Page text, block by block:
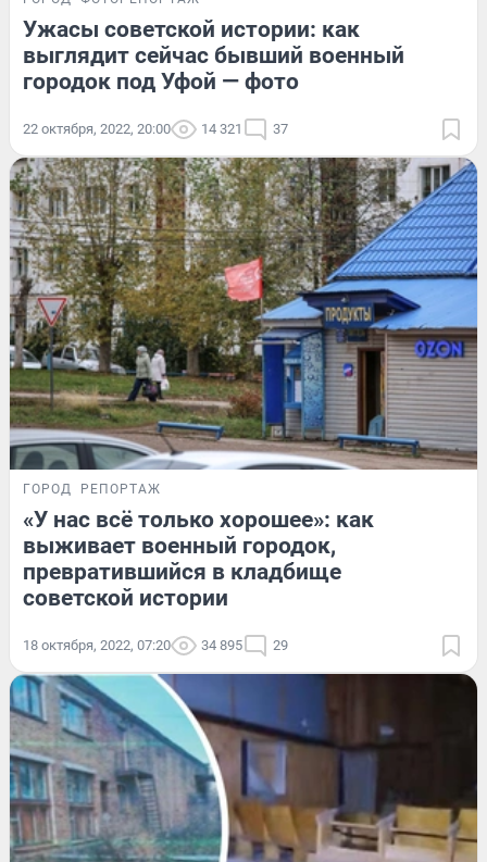
Ужасы советской истории: как
выглядит сейчас бывший военный
городок под Уфой — фото
22 октября, 2022, 20:00 14 321 37
ГОРОД РЕПОРТАЖ
«У нас всё только хорошее»: как
выживает военный городок,
превратившийся в кладбище
советской истории
18 октября, 2022, 07:20 34 895 29